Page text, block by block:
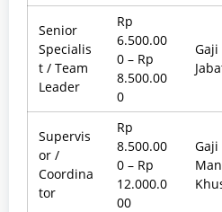
Senior
Specialis
t / Team
Leader
Rp
6.500.00
0 – Rp
8.500.00
0
Gaji
Supervis
or /
Coordina
tor
Rp
8.500.00
0 – Rp
12.000.0
00
Gaji